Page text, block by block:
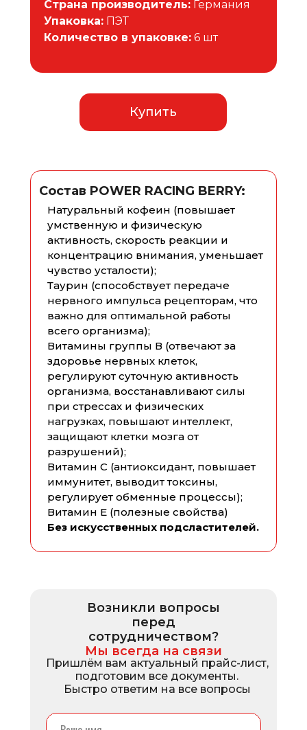
Газированные и энергетические
напитки оптом от производителя
BERRY
Купить
Страна производитель: Германия
Упаковка: ПЭТ
Количество в упаковке: 6 шт
Состав POWER RACING BERRY:
Натуральный кофеин (повышает
умственную и физическую
активность, скорость реакции и
концентрацию внимания, уменьшает
чувство усталости);
Таурин (способствует передаче
нервного импульса рецепторам, что
важно для оптимальной работы
всего организма);
Витамины группы В (отвечают за
здоровье нервных клеток,
регулируют суточную активность
организма, восстанавливают силы
при стрессах и физических
нагрузках, повышают интеллект,
защищают клетки мозга от
разрушений);
Витамин С (антиоксидант, повышает
иммунитет, выводит токсины,
регулирует обменные процессы);
Витамин Е (полезные свойства)
Без искусственных подсластителей.
Возникли вопросы
перед
сотрудничеством?
Мы всегда на связи
Пришлём вам актуальный прайс-лист,
подготовим все документы.
Быстро ответим на все вопросы